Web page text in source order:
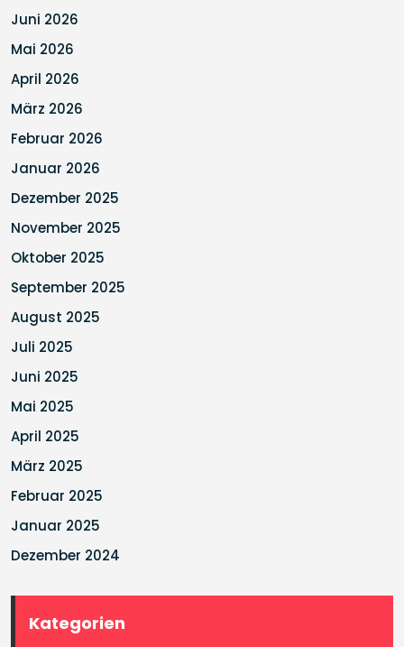
Juni 2026
Mai 2026
April 2026
März 2026
Februar 2026
Januar 2026
Dezember 2025
November 2025
Oktober 2025
September 2025
August 2025
Juli 2025
Juni 2025
Mai 2025
April 2025
März 2025
Februar 2025
Januar 2025
Dezember 2024
Kategorien